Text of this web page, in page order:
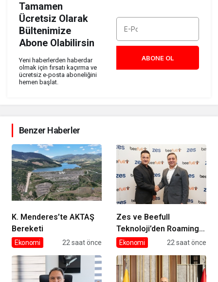
Tamamen
Ücretsiz Olarak
Bültenimize
Abone Olabilirsin
Yeni haberlerden haberdar
olmak için fırsatı kaçırma ve
ücretsiz e-posta aboneliğini
hemen başlat.
ABONE OL
Benzer Haberler
K. Menderes’te AKTAŞ
Bereketi
Ekonomi 22 saat önce
Zes ve Beefull
Teknoloji’den Roaming
İş Birliği
Ekonomi 22 saat önce